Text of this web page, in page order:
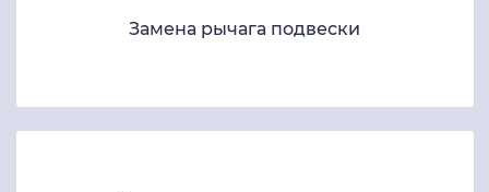
Замена рычага подвески